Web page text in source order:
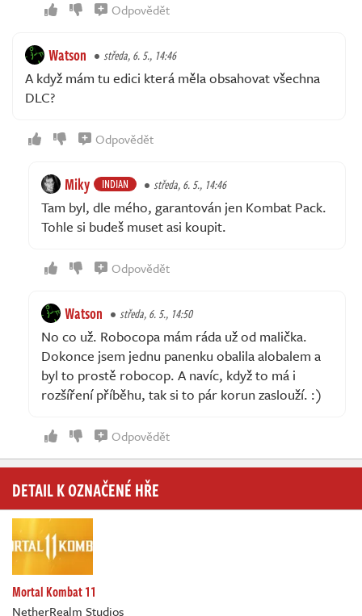
Odpovědět
Watson středa, 6. 5., 14:46
A když mám tu edici která měla obsahovat všechna
DLC?
Odpovědět
Miky INDIAN středa, 6. 5., 14:46
Tam byl, dle mého, garantován jen Kombat Pack.
Tohle si budeš muset asi koupit.
Odpovědět
Watson středa, 6. 5., 14:50
No co už. Robocopa mám ráda už od malička.
Dokonce jsem jednu panenku obalila alobalem a
byl to prostě robocop. A navíc, když to má i
rozšíření příběhu, tak si to pár korun zaslouží. :)
Odpovědět
DETAIL K OZNAČENÉ HŘE
Mortal Kombat 11
NetherRealm Studios